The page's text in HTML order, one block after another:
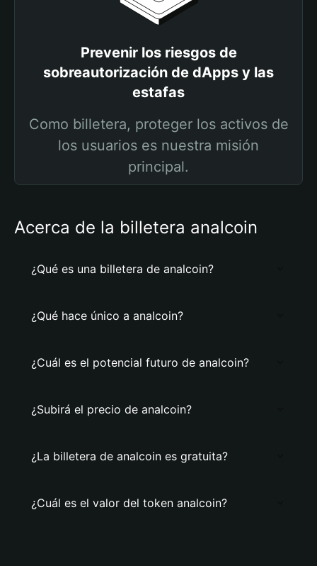
Prevenir los riesgos de
sobreautorización de dApps y las
estafas
Como billetera, proteger los activos de
los usuarios es nuestra misión
principal.
Acerca de la billetera analcoin
¿Qué es una billetera de analcoin?
¿Qué hace único a analcoin?
¿Cuál es el potencial futuro de analcoin?
¿Subirá el precio de analcoin?
¿La billetera de analcoin es gratuita?
¿Cuál es el valor del token analcoin?